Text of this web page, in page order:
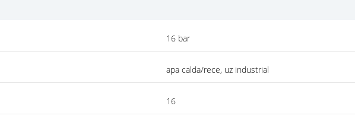
16 bar
apa calda/rece, uz industrial
16